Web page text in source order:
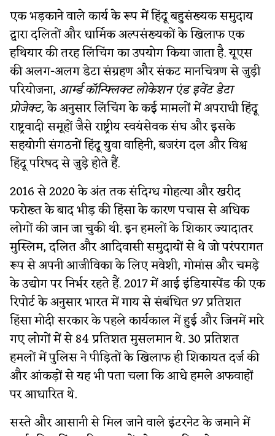
एक भड़काने वाले कार्य के रूप में हिंदू बहुसंख्यक समुदाय
द्वारा दलितों और धार्मिक अल्पसंख्यकों के खिलाफ एक
हथियार की तरह लिंचिंग का उपयोग किया जाता है. यूएस
की अलग-अलग डेटा संग्रहण और संकट मानचित्रण से जुड़ी
परियोजना, आर्म्ड कॉन्फ्लिक्ट लोकेशन एंड इवेंट डेटा
प्रोजेक्ट,के अनुसार लिंचिंग के कई मामलों में अपराधी हिंदू
राष्ट्रवादी समूहों जैसे राष्ट्रीय स्वयंसेवक संघ और इसके
सहयोगी संगठनों हिंदू युवा वाहिनी, बजरंग दल और विश्व
हिंदू परिषद से जुड़े होते हैं.
2016 से 2020 के अंत तक संदिग्ध गोहत्या और खरीद
फरोख्त के बाद भीड़ की हिंसा के कारण पचास से अधिक
लोगों की जान जा चुकी थी. इन हमलों के शिकार ज्यादातर
मुस्लिम, दलित और आदिवासी समुदायों से थे जो परंपरागत
रूप से अपनी आजीविका के लिए मवेशी, गोमांस और चमड़े
के उद्योग पर निर्भर रहते हैं. 2017 में आई इंडियास्पेंड की एक
रिपोर्ट के अनुसार भारत में गाय से संबंधित 97 प्रतिशत
हिंसा मोदी सरकार के पहले कार्यकाल में हुई और जिनमें मारे
गए लोगों में से 84 प्रतिशत मुसलमान थे. 30 प्रतिशत
हमलों में पुलिस ने पीड़ितों के खिलाफ ही शिकायत दर्ज की
और आंकड़ों से यह भी पता चला कि आधे हमले अफवाहों
पर आधारित थे.
सस्ते और आसानी से मिल जाने वाले इंटरनेट के जमाने में